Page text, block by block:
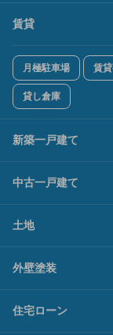
賃貸
月極駐車場 賃
貸し倉庫
新築一戸建て
中古一戸建て
土地
外壁塗装
住宅ローン